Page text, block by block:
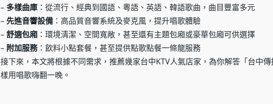
– 多樣曲庫：從流行、經典到國語、粵語、英語、韓語歌曲，曲目豐富多元
– 先進音響設備：高品質音響系統及麥克風，提升唱歌體驗
–舒適包廂：環境清潔、空間寬敞，甚至還有主題包廂或豪華包廂可供選擇
– 附加服務：飲料小點套餐，甚至提供點歌點餐一條龍服務
接下來，本文將根據不同需求，推薦幾家台中KTV人氣店家，為你解答「台中
樣用唱歌嗨翻一晚。